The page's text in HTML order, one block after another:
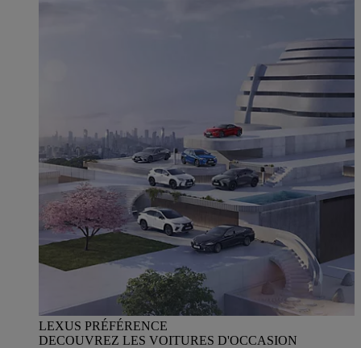
LEXUS PRÉFÉRENCE
DECOUVREZ LES VOITURES D'OCCASION